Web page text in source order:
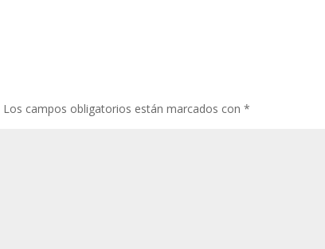
Los campos obligatorios están marcados con*